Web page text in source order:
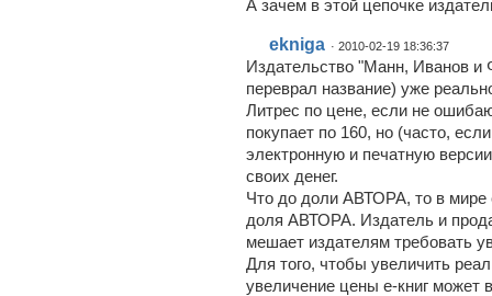
А зачем в этой цепочке
ekniga · 2010-02-19 18:36:37
Издательство "Манн, Иванов и
переврал название) уже
Литрес по цене, если не
покупает по 160, но (часто,
электронную и печатную
своих денег.
Что до доли АВТОРА, то в мире
доля АВТОРА. Издатель и
мешает издателям требовать
Для того, чтобы увеличить
увеличение цены е-книг может